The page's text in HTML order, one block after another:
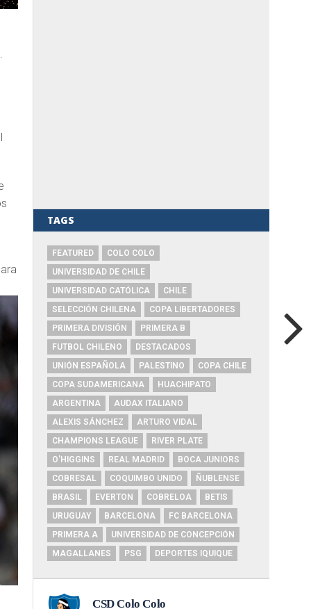
TAGS
FEATURED
COLO COLO
UNIVERSIDAD DE CHILE
UNIVERSIDAD CATÓLICA
CHILE
SELECCIÓN CHILENA
COPA LIBERTADORES
PRIMERA DIVISIÓN
PRIMERA B
FUTBOL CHILENO
DESTACADOS
UNIÓN ESPAÑOLA
PALESTINO
COPA CHILE
COPA SUDAMERICANA
HUACHIPATO
ARGENTINA
AUDAX ITALIANO
ALEXIS SÁNCHEZ
ARTURO VIDAL
CHAMPIONS LEAGUE
RIVER PLATE
O'HIGGINS
REAL MADRID
BOCA JUNIORS
COBRESAL
COQUIMBO UNIDO
ÑUBLENSE
BRASIL
EVERTON COBRELOA
BETIS
URUGUAY
BARCELONA
FC BARCELONA
PRIMERA A
UNIVERSIDAD DE CONCEPCIÓN
MAGALLANES
PSG DEPORTES IQUIQUE